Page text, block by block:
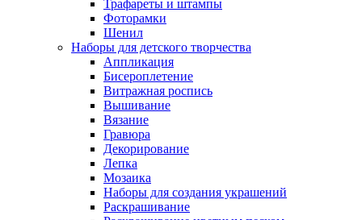
Трафареты и штампы
Фоторамки
Шенил
Наборы для детского творчества
Аппликация
Бисероплетение
Витражная роспись
Вышивание
Вязание
Гравюра
Декорирование
Лепка
Мозаика
Наборы для создания украшений
Раскрашивание